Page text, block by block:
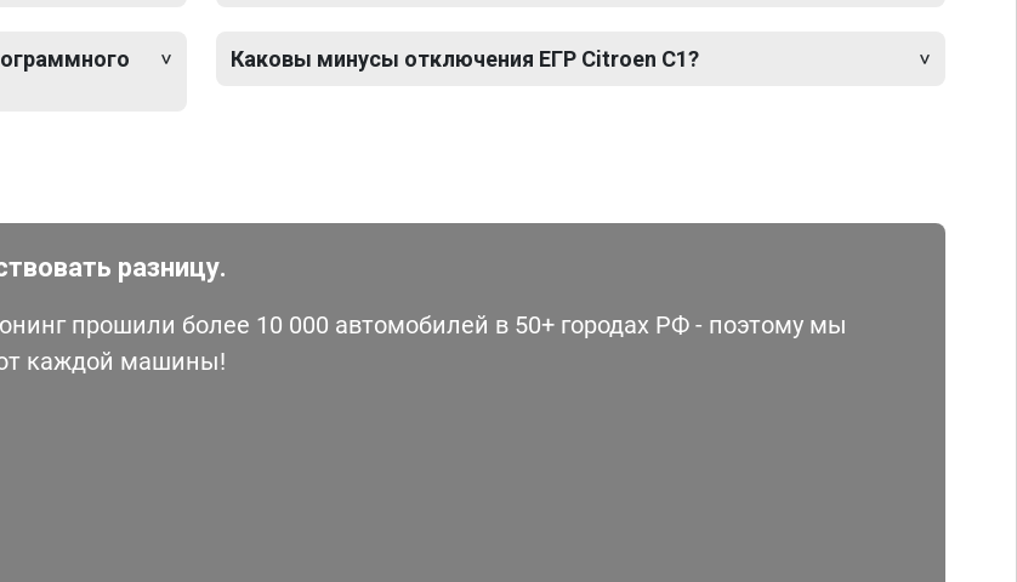
Каковы минусы отключения ЕГР Citroen C1?
разницу.
прошили более 10 000 автомобилей в 50+ городах РФ - поэтому мы
каждой машины!